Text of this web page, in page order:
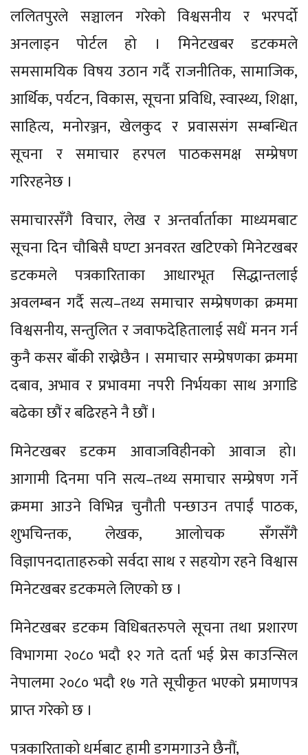
ललितपुरले सञ्चालन गरेको विश्वसनीय र भरपर्दो
अनलाइन पोर्टल हो । मिनेटखबर डटकमले
समसामयिक विषय उठान गर्दै राजनीतिक, सामाजिक,
आर्थिक, पर्यटन, विकास, सूचना प्रविधि, स्वास्थ्य, शिक्षा,
साहित्य, मनोरञ्जन, खेलकुद र प्रवाससंग सम्बन्धित
सूचना र समाचार हरपल पाठकसमक्ष सम्प्रेषण
गरिरहनेछ ।
समाचारसँगै विचार, लेख र अन्तर्वार्ताका माध्यमबाट
सूचना दिन चौबिसै घण्टा अनवरत खटिएको मिनेटखबर
डटकमले पत्रकारिताका आधारभूत सिद्धान्तलाई
अवलम्बन गर्दै सत्य–तथ्य समाचार सम्प्रेषणका क्रममा
विश्वसनीय, सन्तुलित र जवाफदेहितालाई सधैं मनन गर्न
कुनै कसर बाँकी राख्नेछैन । समाचार सम्प्रेषणका क्रममा
दबाव, अभाव र प्रभावमा नपरी निर्भयका साथ अगाडि
बढेका छौं र बढिरहने नै छौं ।
मिनेटखबर डटकम आवाजविहीनको आवाज हो।
आगामी दिनमा पनि सत्य–तथ्य समाचार सम्प्रेषण गर्ने
क्रममा आउने विभिन्न चुनौती पन्छाउन तपाईं पाठक,
शुभचिन्तक, लेखक, आलोचक सँगसँगै
विज्ञापनदाताहरुको सर्वदा साथ र सहयोग रहने विश्वास
मिनेटखबर डटकमले लिएको छ ।
मिनेटखबर डटकम विधिबतरुपले सूचना तथा प्रशारण
विभागमा २०८० भदौ १२ गते दर्ता भई प्रेस काउन्सिल
नेपालमा २०८० भदौ १७ गते सूचीकृत भएको प्रमाणपत्र
प्राप्त गरेको छ ।
पत्रकारिताको धर्मबाट हामी डगमगाउने छैनौं,